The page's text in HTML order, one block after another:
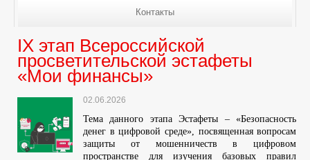
Контакты
IX этап Всероссийской
просветительской эстафеты
«Мои финансы»
02.06.2026
Тема данного этапа Эстафеты – «Безопасность
денег в цифровой среде», посвященная вопросам
защиты от мошенничеств в цифровом
пространстве для изучения базовых правил